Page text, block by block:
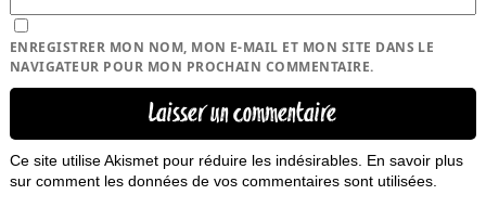
ENREGISTRER MON NOM, MON E-MAIL ET MON SITE DANS LE
NAVIGATEUR POUR MON PROCHAIN COMMENTAIRE.
Ce site utilise Akismet pour réduire les indésirables. En savoir plus
sur comment les données de vos commentaires sont utilisées.